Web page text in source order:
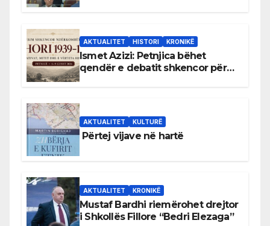
AKTUALITET HISTORI KRONIKË
Ismet Azizi: Petnjica bëhet
qendër e debatit shkencor për
AKTUALITET KULTURË
Përtej vijave në hartë
AKTUALITET KRONIKË
Mustaf Bardhi riemërohet drejtor
i Shkollës Fillore “Bedri Elezaga”